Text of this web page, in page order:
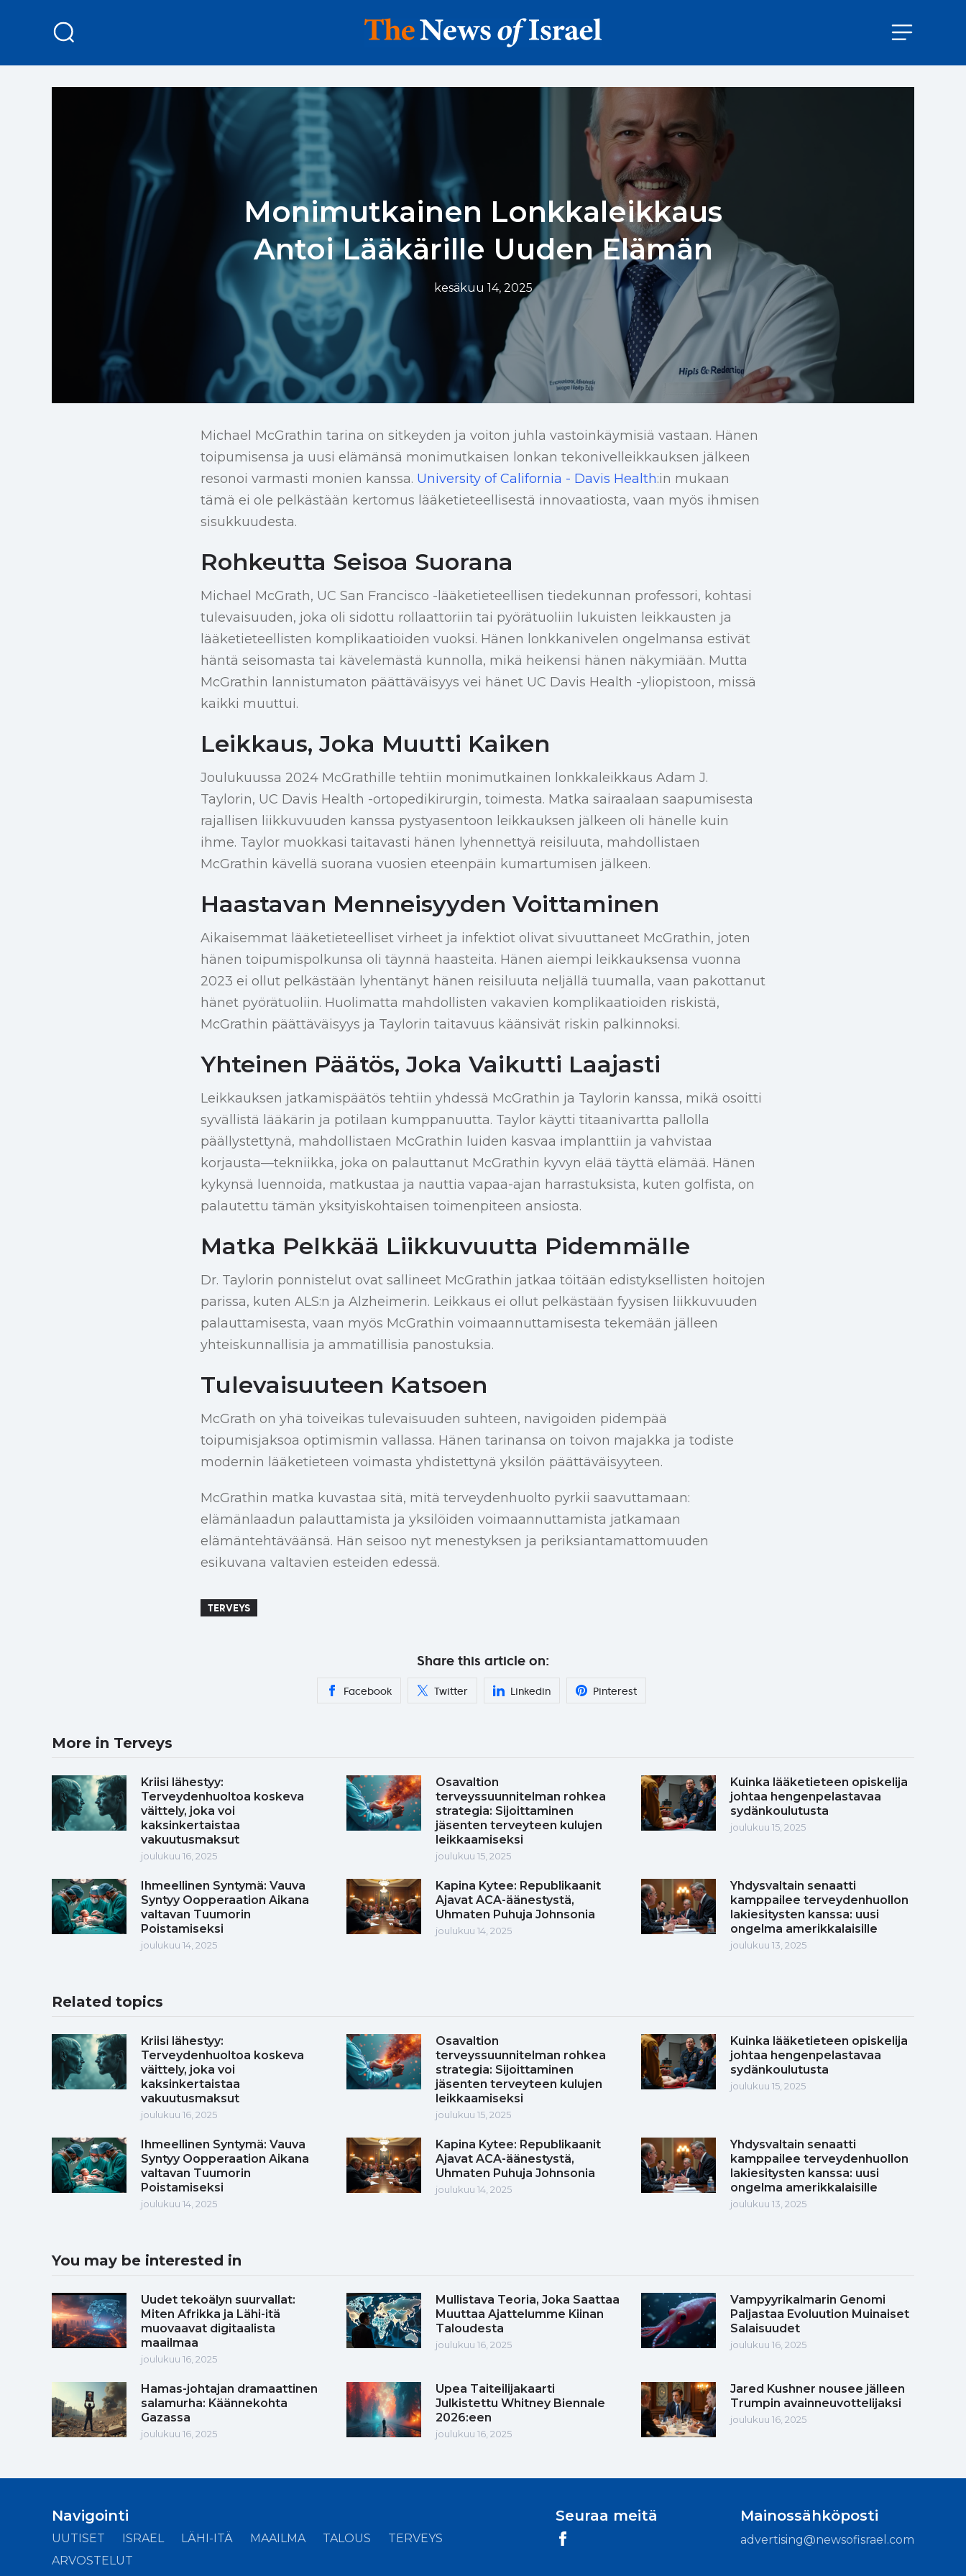
Monimutkainen Lonkkaleikkaus
Antoi Lääkärille Uuden Elämän
kesäkuu 14, 2025
Michael McGrathin tarina on sitkeyden ja voiton juhla vastoinkäymisiä vastaan. Hänen
toipumisensa ja uusi elämänsä monimutkaisen lonkan tekonivelleikkauksen jälkeen
resonoi varmasti monien kanssa. University of California - Davis Health:in mukaan
tämä ei ole pelkästään kertomus lääketieteellisestä innovaatiosta, vaan myös ihmisen
sisukkuudesta.
Rohkeutta Seisoa Suorana
Michael McGrath, UC San Francisco -lääketieteellisen tiedekunnan professori, kohtasi
tulevaisuuden, joka oli sidottu rollaattoriin tai pyörätuoliin lukuisten leikkausten ja
lääketieteellisten komplikaatioiden vuoksi. Hänen lonkkanivelen ongelmansa estivät
häntä seisomasta tai kävelemästä kunnolla, mikä heikensi hänen näkymiään. Mutta
McGrathin lannistumaton päättäväisyys vei hänet UC Davis Health -yliopistoon, missä
kaikki muuttui.
Leikkaus, Joka Muutti Kaiken
Joulukuussa 2024 McGrathille tehtiin monimutkainen lonkkaleikkaus Adam J.
Taylorin, UC Davis Health -ortopedikirurgin, toimesta. Matka sairaalaan saapumisesta
rajallisen liikkuvuuden kanssa pystyasentoon leikkauksen jälkeen oli hänelle kuin
ihme. Taylor muokkasi taitavasti hänen lyhennettyä reisiluuta, mahdollistaen
McGrathin kävellä suorana vuosien eteenpäin kumartumisen jälkeen.
Haastavan Menneisyyden Voittaminen
Aikaisemmat lääketieteelliset virheet ja infektiot olivat sivuuttaneet McGrathin, joten
hänen toipumispolkunsa oli täynnä haasteita. Hänen aiempi leikkauksensa vuonna
2023 ei ollut pelkästään lyhentänyt hänen reisiluuta neljällä tuumalla, vaan pakottanut
hänet pyörätuoliin. Huolimatta mahdollisten vakavien komplikaatioiden riskistä,
McGrathin päättäväisyys ja Taylorin taitavuus käänsivät riskin palkinnoksi.
Yhteinen Päätös, Joka Vaikutti Laajasti
Leikkauksen jatkamispäätös tehtiin yhdessä McGrathin ja Taylorin kanssa, mikä osoitti
syvällistä lääkärin ja potilaan kumppanuutta. Taylor käytti titaanivartta pallolla
päällystettynä, mahdollistaen McGrathin luiden kasvaa implanttiin ja vahvistaa
korjausta—tekniikka, joka on palauttanut McGrathin kyvyn elää täyttä elämää. Hänen
kykynsä luennoida, matkustaa ja nauttia vapaa-ajan harrastuksista, kuten golfista, on
palautettu tämän yksityiskohtaisen toimenpiteen ansiosta.
Matka Pelkkää Liikkuvuutta Pidemmälle
Dr. Taylorin ponnistelut ovat sallineet McGrathin jatkaa töitään edistyksellisten hoitojen
parissa, kuten ALS:n ja Alzheimerin. Leikkaus ei ollut pelkästään fyysisen liikkuvuuden
palauttamisesta, vaan myös McGrathin voimaannuttamisesta tekemään jälleen
yhteiskunnallisia ja ammatillisia panostuksia.
Tulevaisuuteen Katsoen
McGrath on yhä toiveikas tulevaisuuden suhteen, navigoiden pidempää
toipumisjaksoa optimismin vallassa. Hänen tarinansa on toivon majakka ja todiste
modernin lääketieteen voimasta yhdistettynä yksilön päättäväisyyteen.
McGrathin matka kuvastaa sitä, mitä terveydenhuolto pyrkii saavuttamaan:
elämänlaadun palauttamista ja yksilöiden voimaannuttamista jatkamaan
elämäntehtäväänsä. Hän seisoo nyt menestyksen ja periksiantamattomuuden
esikuvana valtavien esteiden edessä.
TERVEYS
Share this article on:
Facebook Twitter Linkedin Pinterest
More in Terveys
Kriisi lähestyy:
Terveydenhuoltoa koskeva
väittely, joka voi
kaksinkertaistaa
vakuutusmaksut
joulukuu 16, 2025
Osavaltion
terveyssuunnitelman rohkea
strategia: Sijoittaminen
jäsenten terveyteen kulujen
leikkaamiseksi
joulukuu 15, 2025
Kuinka lääketieteen opiskelija
johtaa hengenpelastavaa
sydänkoulutusta
joulukuu 15, 2025
Ihmeellinen Syntymä: Vauva
Syntyy Oopperaation Aikana
valtavan Tuumorin
Poistamiseksi
joulukuu 14, 2025
Kapina Kytee: Republikaanit
Ajavat ACA-äänestystä,
Uhmaten Puhuja Johnsonia
joulukuu 14, 2025
Yhdysvaltain senaatti
kamppailee terveydenhuollon
lakiesitysten kanssa: uusi
ongelma amerikkalaisille
joulukuu 13, 2025
Related topics
Kriisi lähestyy:
Terveydenhuoltoa koskeva
väittely, joka voi
kaksinkertaistaa
vakuutusmaksut
joulukuu 16, 2025
Osavaltion
terveyssuunnitelman rohkea
strategia: Sijoittaminen
jäsenten terveyteen kulujen
leikkaamiseksi
joulukuu 15, 2025
Kuinka lääketieteen opiskelija
johtaa hengenpelastavaa
sydänkoulutusta
joulukuu 15, 2025
Ihmeellinen Syntymä: Vauva
Syntyy Oopperaation Aikana
valtavan Tuumorin
Poistamiseksi
joulukuu 14, 2025
Kapina Kytee: Republikaanit
Ajavat ACA-äänestystä,
Uhmaten Puhuja Johnsonia
joulukuu 14, 2025
Yhdysvaltain senaatti
kamppailee terveydenhuollon
lakiesitysten kanssa: uusi
ongelma amerikkalaisille
joulukuu 13, 2025
You may be interested in
Uudet tekoälyn suurvallat:
Miten Afrikka ja Lähi-itä
muovaavat digitaalista
maailmaa
joulukuu 16, 2025
Mullistava Teoria, Joka Saattaa
Muuttaa Ajattelumme Kiinan
Taloudesta
joulukuu 16, 2025
Vampyyrikalmarin Genomi
Paljastaa Evoluution Muinaiset
Salaisuudet
joulukuu 16, 2025
Hamas-johtajan dramaattinen
salamurha: Käännekohta
Gazassa
joulukuu 16, 2025
Upea Taiteilijakaarti
Julkistettu Whitney Biennale
2026:een
joulukuu 16, 2025
Jared Kushner nousee jälleen
Trumpin avainneuvottelijaksi
joulukuu 16, 2025
Navigointi
UUTISET ISRAEL LÄHI-ITÄ MAAILMA TALOUS
TERVEYS
ARVOSTELUT
Seuraa meitä Mainossähköposti
advertising@newsofisrael.com